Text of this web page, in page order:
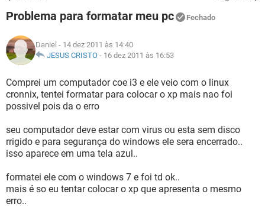
INSTAGRAM GMAIL
GUIA DE COMPRAS
INSTAGRAM
GUIA DE COMPRAS
JOGOS WHATSAPP
CELULAR
OUTLOOK EXCEL
INSTAGRAM GMAIL
GUIA DE COMPRAS
JOGOS
CELULAR
OUTLOOK EXCEL
INSTAGRAM
GUIA DE COMPRAS
GLOSSÁRIO
WHATSAPP
CELULAR FACEBOOK
INSTAGRAM GMAIL
GUIA DE COMPRAS
Problema para formatar meu pc Fechado
Daniel - 14 dez 2011 às 14:40
JESUS CRISTO - 16 dez 2011 às 16:53
Comprei um computador coe i3 e ele veio com o linux
cronnix, tentei formatar para colocar o xp mais nao foi
possivel pois da o erro
seu computador deve estar com virus ou esta sem disco
rrigido e para segurança do windows ele sera encerrado..
isso aparece em uma tela azul..
formatei ele com o windows 7 e foi td ok..
mais é so eu tentar colocar o xp que apresenta o mesmo
erro..